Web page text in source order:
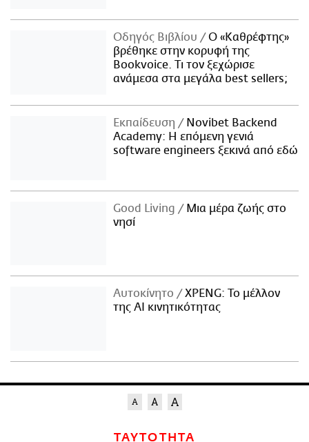
Οδηγός Βιβλίου
Ο «Καθρέφτης»
βρέθηκε στην κορυφή της
Bookvoice. Τι τον ξεχώρισε
ανάμεσα στα μεγάλα best sellers;
Εκπαίδευση
Novibet Backend
Academy: Η επόμενη γενιά
software engineers ξεκινά από εδώ
Good Living
Μια μέρα ζωής στο
νησί
Αυτοκίνητο
XPENG: Το μέλλον
της AI κινητικότητας
ΤΑΥΤΟΤΗΤΑ